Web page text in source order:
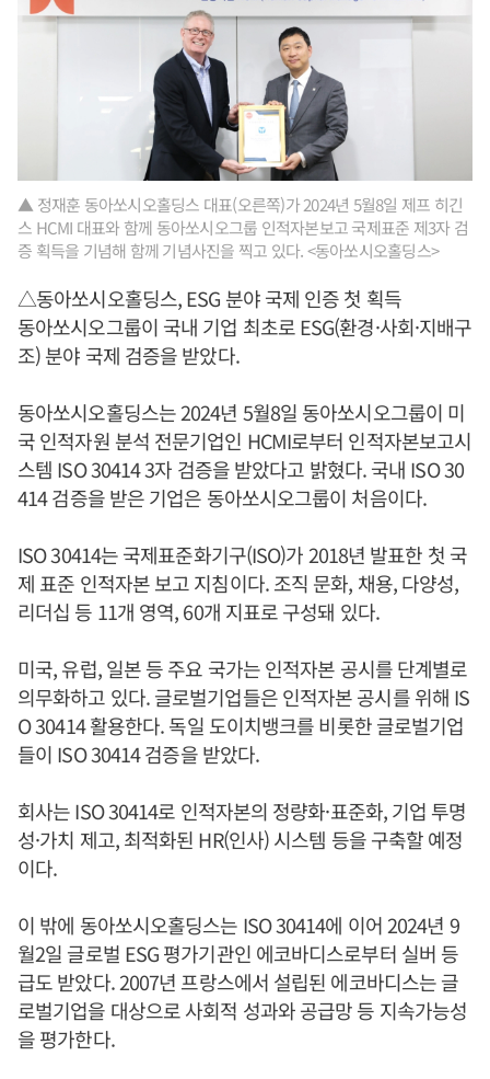
▲ 정재훈 동아쏘시오홀딩스 대표(오른쪽)가 2024년 5월8일 제프 히긴
스 HCMI 대표와 함께 동아쏘시오그룹 인적자본보고 국제표준 제3자 검
증 획득을 기념해 함께 기념사진을 찍고 있다. <동아쏘시오홀딩스>
△동아쏘시오홀딩스, ESG 분야 국제 인증 첫 획득
동아쏘시오그룹이 국내 기업 최초로 ESG(환경·사회·지배구
조) 분야 국제 검증을 받았다.
동아쏘시오홀딩스는 2024년 5월8일 동아쏘시오그룹이 미
국 인적자원 분석 전문기업인 HCMI로부터 인적자본보고시
스템 ISO 30414 3자 검증을 받았다고 밝혔다. 국내 ISO 30
414 검증을 받은 기업은 동아쏘시오그룹이 처음이다.
ISO 30414는 국제표준화기구(ISO)가 2018년 발표한 첫 국
제 표준 인적자본 보고 지침이다. 조직 문화, 채용, 다양성,
리더십 등 11개 영역, 60개 지표로 구성돼 있다.
미국, 유럽, 일본 등 주요 국가는 인적자본 공시를 단계별로
의무화하고 있다. 글로벌기업들은 인적자본 공시를 위해 IS
O 30414 활용한다. 독일 도이치뱅크를 비롯한 글로벌기업
들이 ISO 30414 검증을 받았다.
회사는 ISO 30414로 인적자본의 정량화·표준화, 기업 투명
성·가치 제고, 최적화된 HR(인사) 시스템 등을 구축할 예정
이다.
이 밖에 동아쏘시오홀딩스는 ISO 30414에 이어 2024년 9
월2일 글로벌 ESG 평가기관인 에코바디스로부터 실버 등
급도 받았다. 2007년 프랑스에서 설립된 에코바디스는 글
로벌기업을 대상으로 사회적 성과와 공급망 등 지속가능성
을 평가한다.